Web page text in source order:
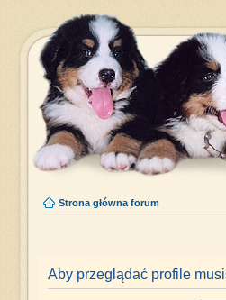
Strona główna forum
Aby przeglądać profile